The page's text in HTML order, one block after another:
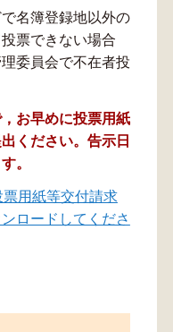
名簿登録地以外の
票できない場合
委員会で不在者投
お早めに投票用紙
ください。告示日
。
用紙等交付請求
ロードしてくださ